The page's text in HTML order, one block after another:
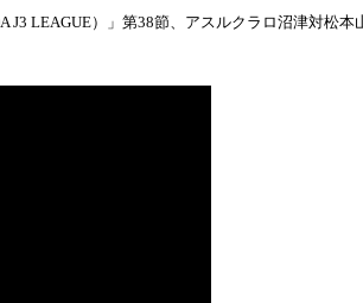
LEAGUE）」第38節、アスルクラロ沼津対松本